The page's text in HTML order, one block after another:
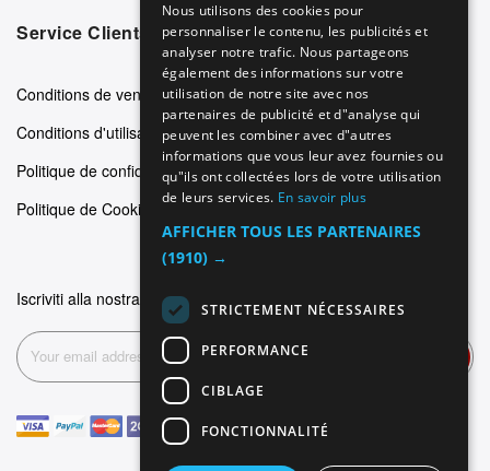
Service Clients
Conditions de vente
Conditions d'utilisation
Politique de confidentialité
Politique de Cookie
Iscriviti alla nostra newsletter
ITALIAN
SPANISH
FRENCH
Nous utilisons des cookies pour
personnaliser le contenu, les publicités et
analyser notre trafic. Nous partageons
également des informations sur votre
utilisation de notre site avec nos
partenaires de publicité et d"analyse qui
peuvent les combiner avec d"autres
informations que vous leur avez fournies ou
qu"ils ont collectées lors de votre utilisation
de leurs services. En savoir plus
AFFICHER TOUS LES PARTENAIRES
(1910) →
STRICTEMENT NÉCESSAIRES
PERFORMANCE
CIBLAGE
FONCTIONNALITÉ